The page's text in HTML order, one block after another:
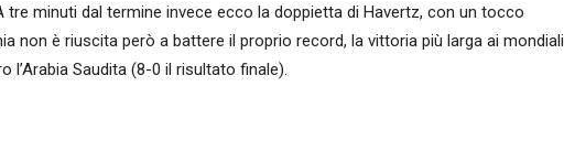
minuti dal termine invece ecco la doppietta di Havertz, con un tocco
non è riuscita però a battere il proprio record, la vittoria più larga ai mondiali
l’Arabia Saudita (8-0 il risultato finale).